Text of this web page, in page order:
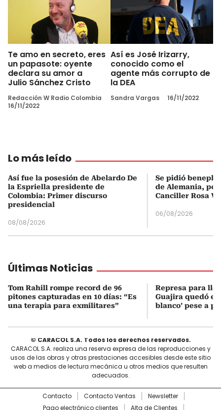
Te amo en secreto, eres
un papasote: oyente
declara su amor a
Julio Sánchez Cristo
Redacción W Radio Colombia
16/11/2022
Así es José Irizarry,
conocido como el
agente más corrupto de
la DEA
Sandra Vargas 16/11/2022
Lo más leído
Así fue la posesión de Abelardo De
la Espriella presidente de
Colombia: Primer discurso
presidencial
08/08/2026
Se pidió
de Alemania,
Canciller Rosa
06/08/2026
Últimas Noticias
Tom Rahill rompe record de 96
pitones capturadas en 10 días: “Es
una terapia para exmilitares”
Represa para
Guajira quedó en
blanco’ pese a
© CARACOL S.A. Todos los derechos reservados.
CARACOL S.A. realiza una reserva expresa de las reproducciones y
usos de las obras y otras prestaciones accesibles desde este sitio
web a medios de lectura mecánica u otros medios que resulten
adecuados.
Contacto Contacto Ventas
Newsletter
Pago electrónico clientes
Alta de Clientes